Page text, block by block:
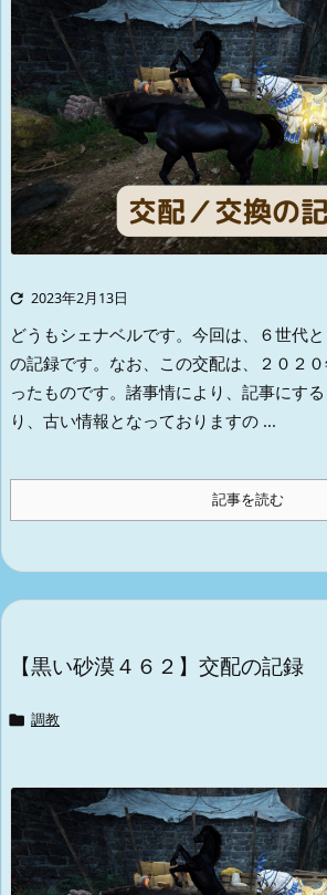
 2023年2月13日
どうもシェナベルです。 今回は、６世代
の記録です。 なお、この交配は、２０２
ったものです。 諸事情により、記事にす
り、古い情報となっておりますの ...
記事を読む
【黒い砂漠４６２】交配の記録
 調教